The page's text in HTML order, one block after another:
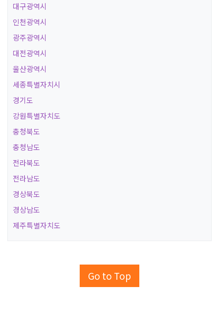
대구광역시
인천광역시
광주광역시
대전광역시
울산광역시
세종특별자치시
경기도
강원특별자치도
충청북도
충청남도
전라북도
전라남도
경상북도
경상남도
제주특별자치도
Go to Top